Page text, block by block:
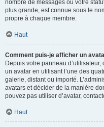
nombre de messages ou votre
plus grande, est connue sous le
propre à chaque membre.
Haut
Comment puis-je afficher un
Depuis votre panneau
un avatar en utilisant l’une des
galerie, distant ou importé.
avatars et décider de la manière
pouvez pas utiliser d’avatar,
Haut